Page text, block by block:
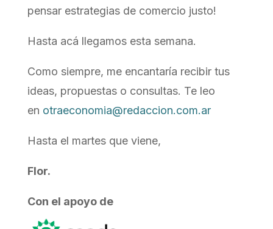
pensar estrategias de comercio justo!
Hasta acá llegamos esta semana.
Como siempre, me encantaría recibir tus
ideas, propuestas o consultas. Te leo
en otraeconomia@redaccion.com.ar
Hasta el martes que viene,
Flor.
Con el apoyo de